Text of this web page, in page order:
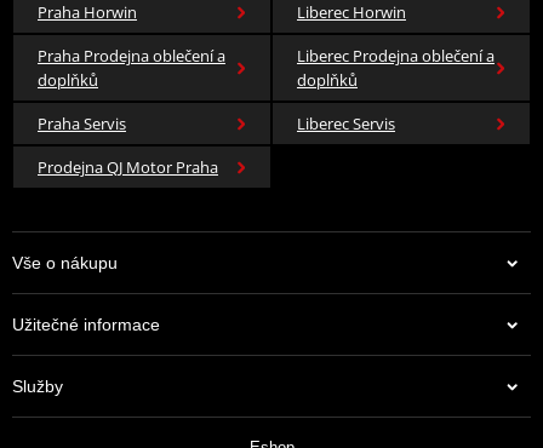
Praha Horwin
Liberec Horwin
Praha Prodejna oblečení a
doplňků
Liberec Prodejna oblečení a
doplňků
Praha Servis
Liberec Servis
Prodejna QJ Motor Praha
Vše o nákupu
Užitečné informace
Služby